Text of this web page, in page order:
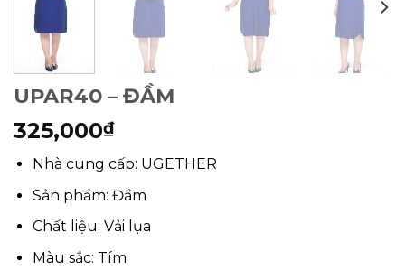
UPAR40 – ĐẦM
325,000₫
Nhà cung cấp: UGETHER
Sản phẩm: Đầm
Chất liệu: Vải lụa
Màu sắc: Tím